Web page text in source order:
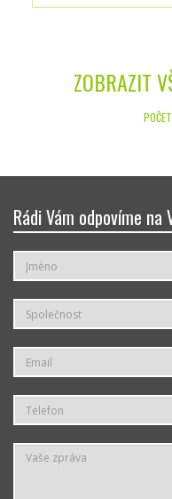
ZOBRAZIT
Rádi Vám odpovíme na